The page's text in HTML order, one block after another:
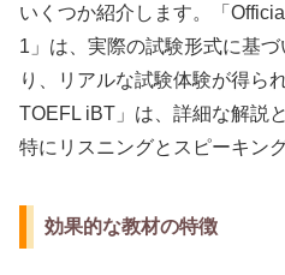
いくつか紹介します。「
1」は、実際の試験形式に基
り、リアルな試験体験が得ら
TOEFL iBT」は、詳細な解説
特にリスニングとスピーキン
効果的な教材の特徴